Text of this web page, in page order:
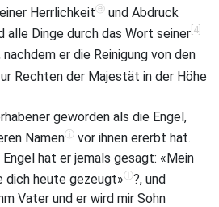
Herrlichkeitⓔ und Abdruck
alle Dinge durch das Wort seiner [4]
nachdem er die Reinigung von den
Rechten der Majestät in der Höhe
geworden als die Engel,
Namenⓙ vor ihnen ererbt hat.
hat er jemals gesagt: «Mein
dich heute gezeugt»ⓛ?, und
Vater und er wird mir Sohn